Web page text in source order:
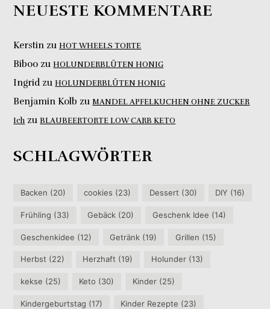
NEUESTE KOMMENTARE
Kerstin zuHOT WHEELS TORTE
Biboo zuHOLUNDERBLÜTEN HONIG
IngridzuHOLUNDERBLÜTEN HONIG
Benjamin Kolb zuMANDEL APFELKUCHEN OHNE ZUCKER
Ich zuBLAUBEERTORTE LOW CARB KETO
SCHLAGWÖRTER
Backen (20) cookies (23) Dessert (30) DIY (16)
Frühling (33) Gebäck (20) Geschenk Idee (14)
Geschenkidee (12) Getränk (19) Grillen (15)
Herbst (22) Herzhaft (19) Holunder(13)
kekse (25) Keto (30) Kinder(25)
Kindergeburtstag (17) Kinder Rezepte (23)